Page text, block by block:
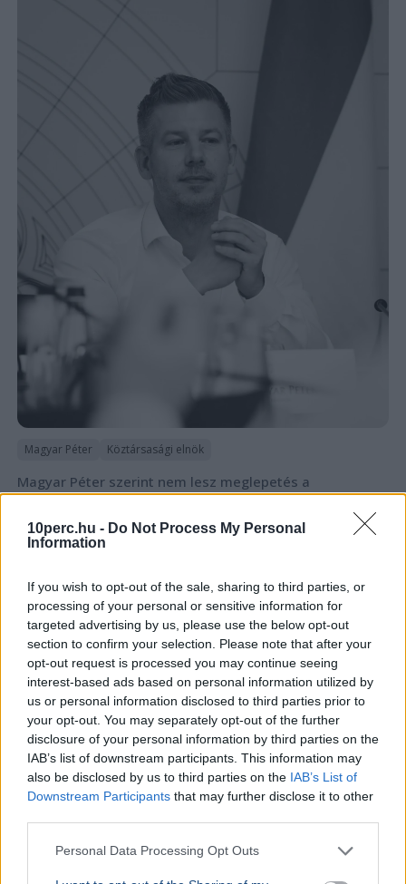
10perc.hu - Do Not Process My Personal
Information
If you wish to opt-out of the sale, sharing to third parties, or
processing of your personal or sensitive information for
targeted advertising by us, please use the below opt-out
section to confirm your selection. Please note that after your
opt-out request is processed you may continue seeing
interest-based ads based on personal information utilized by
us or personal information disclosed to third parties prior to
your opt-out. You may separately opt-out of the further
disclosure of your personal information by third parties on the
IAB’s list of downstream participants. This information may
also be disclosed by us to third parties on the IAB’s List of
Downstream Participants that may further disclose it to other
Personal Data Processing Opt Outs
Magyar Péter Köztársasági elnök
Magyar Péter szerint nem lesz meglepetés a
köztársasági elnökjelöltek neveiben, a parlament
kedden választ a három jelölt közül.Bővebben...
Online felületen várják a javaslatokat a
közmédia megújításához